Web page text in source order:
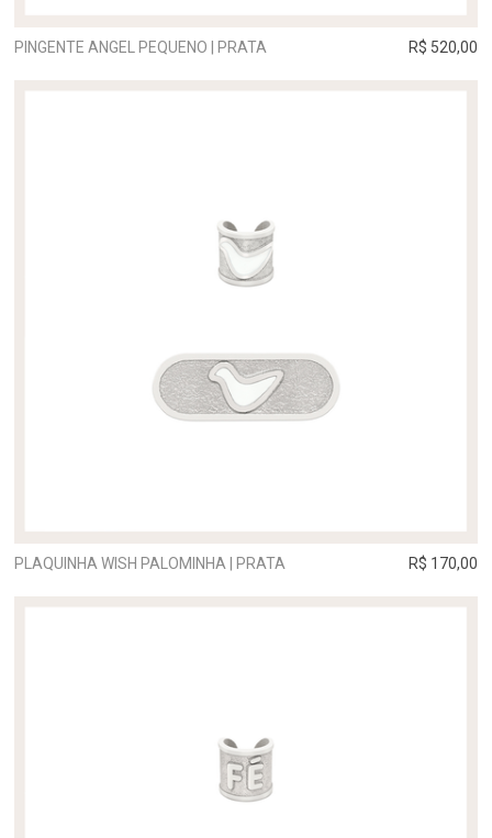
PINGENTE ANGEL PEQUENO | PRATA R$ 520,00
PLAQUINHA WISH PALOMINHA | PRATA R$ 170,00